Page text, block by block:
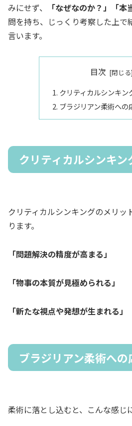
みにせず、
「なぜなのか？」「本
問を持ち、じっくり考察した上で
言います。
目次
クリティカルシンキン
ブラジリアン柔術への
クリティカルシンキン
クリティカルシンキングのメリッ
ります。
「問題解決の精度が高まる」
「物事の本質が見極められる」
「新たな視点や発想が生まれる」
ブラジリアン柔術への
柔術に落とし込むと、こんな感じ